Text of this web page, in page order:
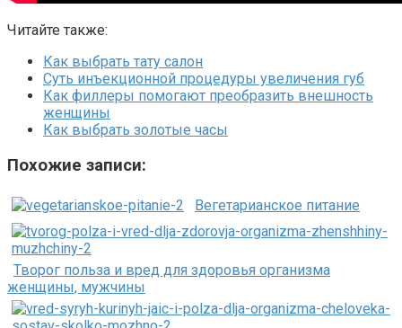
Читайте также:
Как выбрать тату салон
Суть инъекционной процедуры увеличения губ
Как филлеры помогают преобразить внешность
женщины
Как выбрать золотые часы
Похожие записи:
Вегетарианское питание
Творог польза и вред для здоровья организма
женщины, мужчины